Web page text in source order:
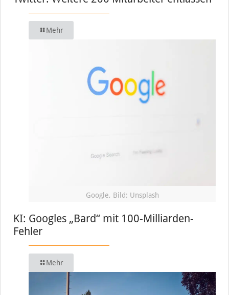
Mehr
Google, Bild: Unsplash
KI: Googles „Bard“ mit 100-Milliarden-
Fehler
Mehr